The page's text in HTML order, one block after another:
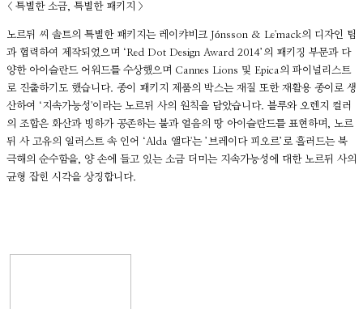
< 특별한 소금, 특별한 패키지 >
노르뒤 씨 솔트의 특별한 패키지는 레이캬비크 Jónsson & Le'mack의 디자인 팀
과 협력하여 제작되었으며 ‘Red Dot Design Award 2014’의 패키징 부문과 다
양한 아이슬란드 어워드를 수상했으며 Cannes Lions 및 Epica의 파이널리스트
로 진출하기도 했습니다. 종이 패키지 제품의 박스는 재질 또한 재활용 종이로 생
산하여 ‘지속가능성'이라는 노르뒤 사의 원칙을 담았습니다. 블루와 오렌지 컬러
의 조합은 화산과 빙하가 공존하는 불과 얼음의 땅 아이슬란드를 표현하며, 노르
뒤 사 고유의 일러스트 속 인어 ‘Alda 앨다'는 ’브레이다 피오르’로 흘러드는 북
극해의 순수함을, 양 손에 들고 있는 소금 더미는 지속가능성에 대한 노르뒤 사의
균형 잡힌 시각을 상징합니다.